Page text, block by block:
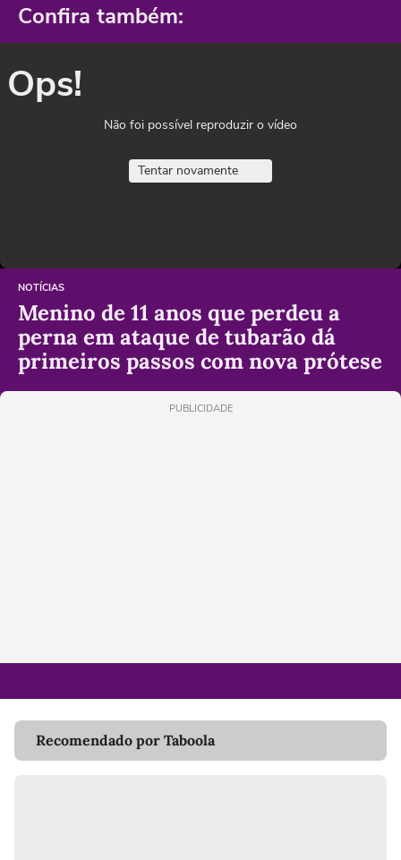
Confira também:
Ops!
Não foi possível reproduzir o vídeo
Tentar novamente
NOTÍCIAS
Menino de 11 anos que perdeu a
perna em ataque de tubarão dá
primeiros passos com nova prótese
PUBLICIDADE
Recomendado por Taboola